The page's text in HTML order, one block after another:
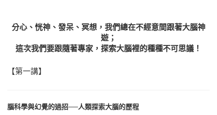
分心、恍神、發呆、冥想，我們總在不經意間跟著大腦神
遊；
這次我們要跟隨著專家，探索大腦裡的種種不可思議！
【第一講】
腦科學與幻覺的過招──人類探索大腦的歷程